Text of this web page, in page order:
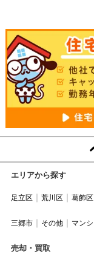
エリアから探す
足立区 荒川区 葛飾区
三郷市 その他 マン
売却・買取